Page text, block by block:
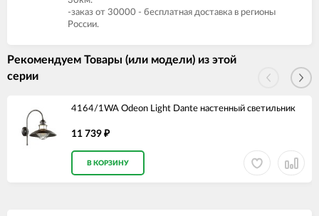
-заказ от 30000 - бесплатная доставка в регионы
России.
Рекомендуем Товары (или модели) из этой
серии
4164/1WA Odeon Light Dante настенный светильник
11 739 ₽
В КОРЗИНУ